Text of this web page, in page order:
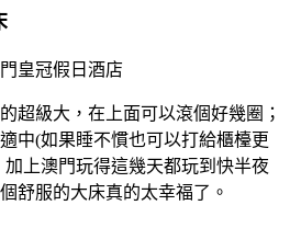
超級大，在上面可以滾個好幾圈；
中(如果睡不慣也可以打給櫃檯更
加上澳門玩得這幾天都玩到快半夜
舒服的大床真的太幸福了。